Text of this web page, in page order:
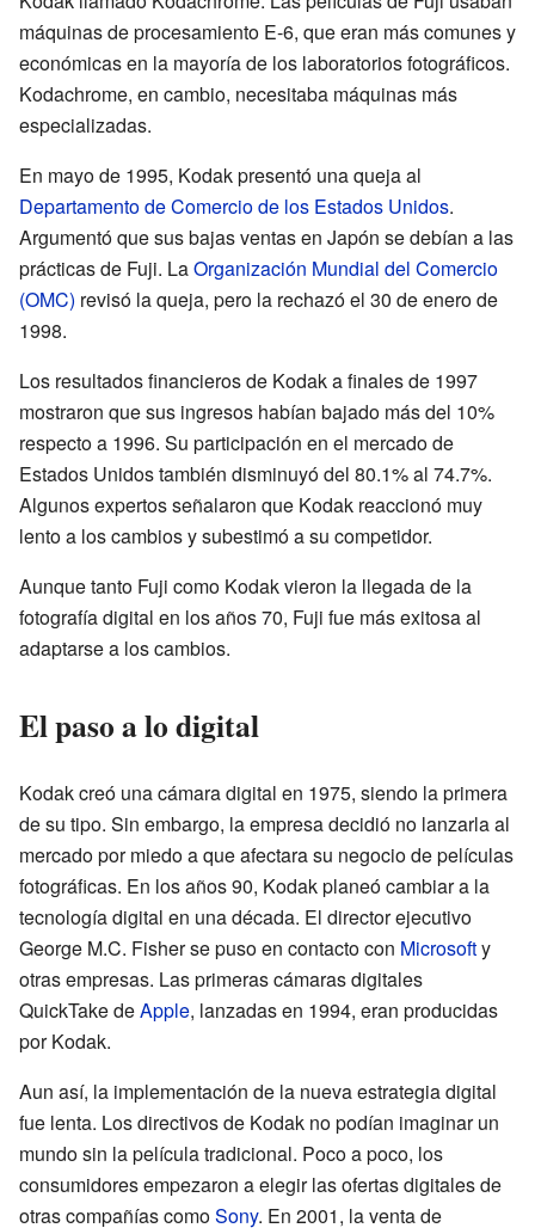
máquinas de procesamiento E-6, que eran más comunes y
económicas en la mayoría de los laboratorios fotográficos.
Kodachrome, en cambio, necesitaba máquinas más
especializadas.
En mayo de 1995, Kodak presentó una queja al
Departamento de Comercio de los Estados Unidos.
Argumentó que sus bajas ventas en Japón se debían a las
prácticas de Fuji. LaOrganización Mundial del Comercio
(OMC) revisó la queja, pero la rechazó el 30 de enero de
1998.
Los resultados financieros de Kodak a finales de 1997
mostraron que sus ingresos habían bajado más del 10%
respecto a 1996. Su participación en el mercado de
Estados Unidos también disminuyó del 80.1% al 74.7%.
Algunos expertos señalaron que Kodak reaccionó muy
lento a los cambios y subestimó a su competidor.
Aunque tanto Fuji como Kodak vieron la llegada de la
fotografía digital en los años 70, Fuji fue más exitosa al
adaptarse a los cambios.
El paso a lo digital
Kodak creó una cámara digital en 1975, siendo la primera
de su tipo. Sin embargo, la empresa decidió no lanzarla al
mercado por miedo a que afectara su negocio de películas
fotográficas. En los años 90, Kodak planeó cambiar a la
tecnología digital en una década. El director ejecutivo
George M.C. Fisher se puso en contacto con Microsofty
otras empresas. Las primeras cámaras digitales
QuickTake deApple, lanzadas en 1994, eran producidas
por Kodak.
Aun así, la implementación de la nueva estrategia digital
fue lenta. Los directivos de Kodak no podían imaginar un
mundo sin la película tradicional. Poco a poco, los
consumidores empezaron a elegir las ofertas digitales de
otras compañías comoSony. En 2001, la venta de